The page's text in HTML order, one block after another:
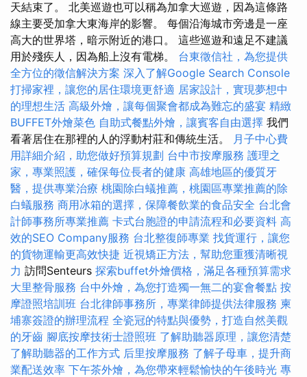
天結束了。 北美巡遊也可以稱為加拿大巡遊，因為這條路
線主要受加拿大東海岸的影響。 每個沿海城市旁邊是一座
高大的世界塔，暗示附近的港口。 這些巡遊和遠足不建議
用於殘疾人，因為船上沒有電梯。 台東徵信社，為您提供
全方位的徵信解決方案 深入了解Google Search Console
打掃家裡，讓您的居住環境更舒適 居家設計，實現夢想中
的理想生活 高級外燴，讓每個聚會都成為難忘的盛宴 精緻
BUFFET外燴菜色 自助式餐點外燴，讓賓客自由選擇 我們
看著居住在那裡的人的浮動村莊和傳統生活。 月子中心費
用詳細介紹，助您做好預算規劃 台中市按摩服務 護理之
家，專業照護，確保每位長者的健康 高雄地區的優質牙
醫，提供專業治療 桃園除白蟻推薦，桃園區專業推薦的除
白蟻服務 商用冰箱的選擇，保障餐飲業的食品安全 台北會
計師事務所專業推薦 卡式台胞證的申請流程和必要資料 高
效的SEO Company服務 台北整復師專業 找貨運行，讓您
的貨物運輸更高效快捷 近視矯正方法，幫助您重獲清晰視
力 訪問Senteurs 探索buffet外燴價格，滿足各種預算需求
大里整骨服務 台中外燴，為您打造獨一無二的宴會餐點 按
摩證照培訓班 台北律師事務所，專業律師提供法律服務 柬
埔寨簽證的辦理流程 全瓷冠的特點與優勢，打造自然美觀
的牙齒 腳底按摩技術士證照班 了解助聽器原理，讓您清楚
了解助聽器的工作方式 后里按摩服務 了解子母車，提升商
業配送效率 下午茶外燴，為您帶來輕鬆愉快的午後時光 專